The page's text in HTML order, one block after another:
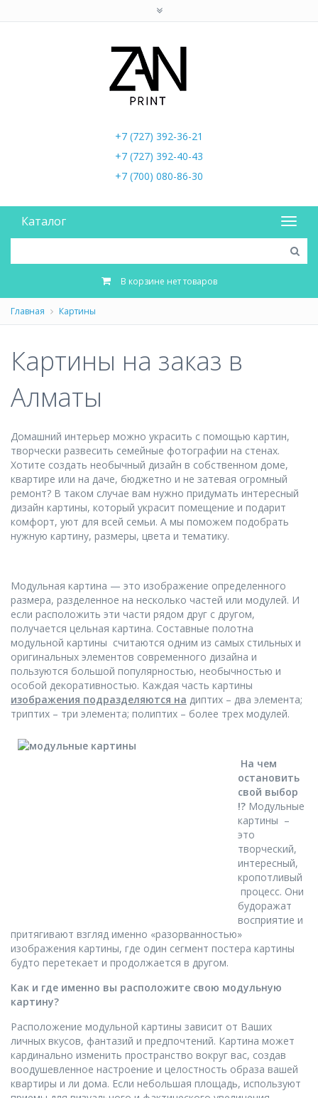
+7 (727) 392-36-21
+7 (727) 392-40-43
+7 (700) 080-86-30
Каталог
В корзине нет товаров
Главная Картины
Картины на заказ в
Алматы
Домашний интерьер можно украсить с помощью картин,
творчески развесить семейные фотографии на стенах.
Хотите создать необычный дизайн в собственном доме,
квартире или на даче, бюджетно и не затевая огромный
ремонт? В таком случае вам нужно придумать интересный
дизайн картины, который украсит помещение и подарит
комфорт, уют для всей семьи. А мы поможем подобрать
нужную картину, размеры, цвета и тематику.
Модульная картина — это изображение определенного
размера, разделенное на несколько частей или модулей. И
если расположить эти части рядом друг с другом,
получается цельная картина. Составные полотна
модульной картины считаются одним из самых стильных и
оригинальных элементов современного дизайна и
пользуются большой популярностью, необычностью и
особой декоративностью. Каждая часть картины
изображения подразделяются на диптих – два элемента;
триптих – три элемента; полиптих – более трех модулей.
На чем
остановить
свой выбор
!? Модульные
картины –
это
творческий,
интересный,
кропотливый
процесс. Они
будоражат
восприятие и
притягивают взгляд именно «разорванностью»
изображения картины, где один сегмент постера картины
будто перетекает и продолжается в другом.
Как и где именно вы расположите свою модульную
картину?
Расположение модульной картины зависит от Ваших
личных вкусов, фантазий и предпочтений. Картина может
кардинально изменить пространство вокруг вас, создав
воодушевленное настроение и целостность образа вашей
квартиры и ли дома. Если небольшая площадь, используют